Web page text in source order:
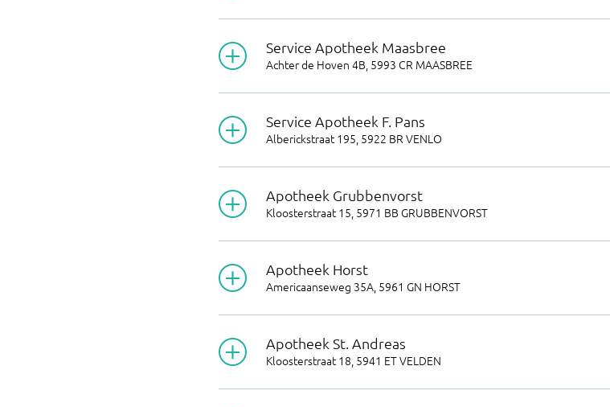
Service Apotheek Maasbree
Achter de Hoven 4B, 5993 CR MAASBREE
Service Apotheek F. Pans
Alberickstraat 195, 5922 BR VENLO
Apotheek Grubbenvorst
Kloosterstraat 15, 5971 BB GRUBBENVORST
Apotheek Horst
Americaanseweg 35A, 5961 GN HORST
Apotheek St. Andreas
Kloosterstraat 18, 5941 ETVELDEN